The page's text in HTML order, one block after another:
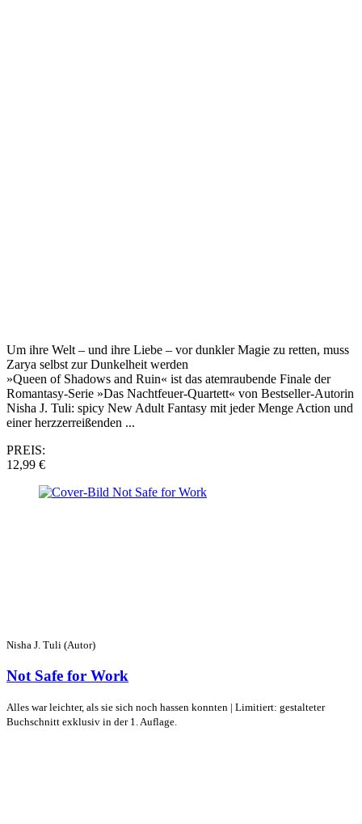
Um ihre Welt – und ihre Liebe – vor dunkler Magie zu retten, muss
Zarya selbst zur Dunkelheit werden
»Queen of Shadows and Ruin« ist das atemraubende Finale der
Romantasy-Serie »Das Nachtfeuer-Quartett« von Bestseller-Autorin
Nisha J. Tuli: spicy New Adult Fantasy mit jeder Menge Action und
einer herzzerreißenden ...
PREIS:
12,99 €
Nisha J. Tuli (Autor)
Not Safe for Work
Alles war leichter, als sie sich noch hassen konnten | Limitiert: gestalteter
Buchschnitt exklusiv in der 1. Auflage.